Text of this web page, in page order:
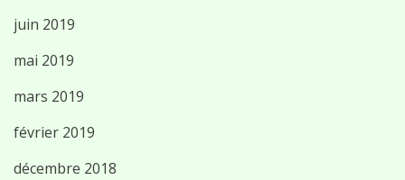
juin 2019
mai 2019
mars 2019
février 2019
décembre 2018